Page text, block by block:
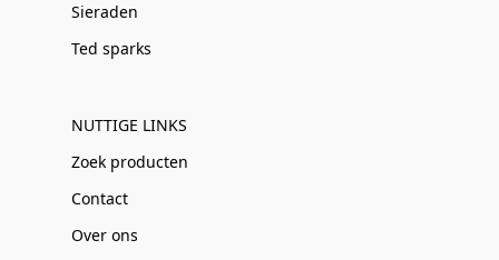
Sieraden
Ted sparks
NUTTIGE LINKS
Zoek producten
Contact
Over ons